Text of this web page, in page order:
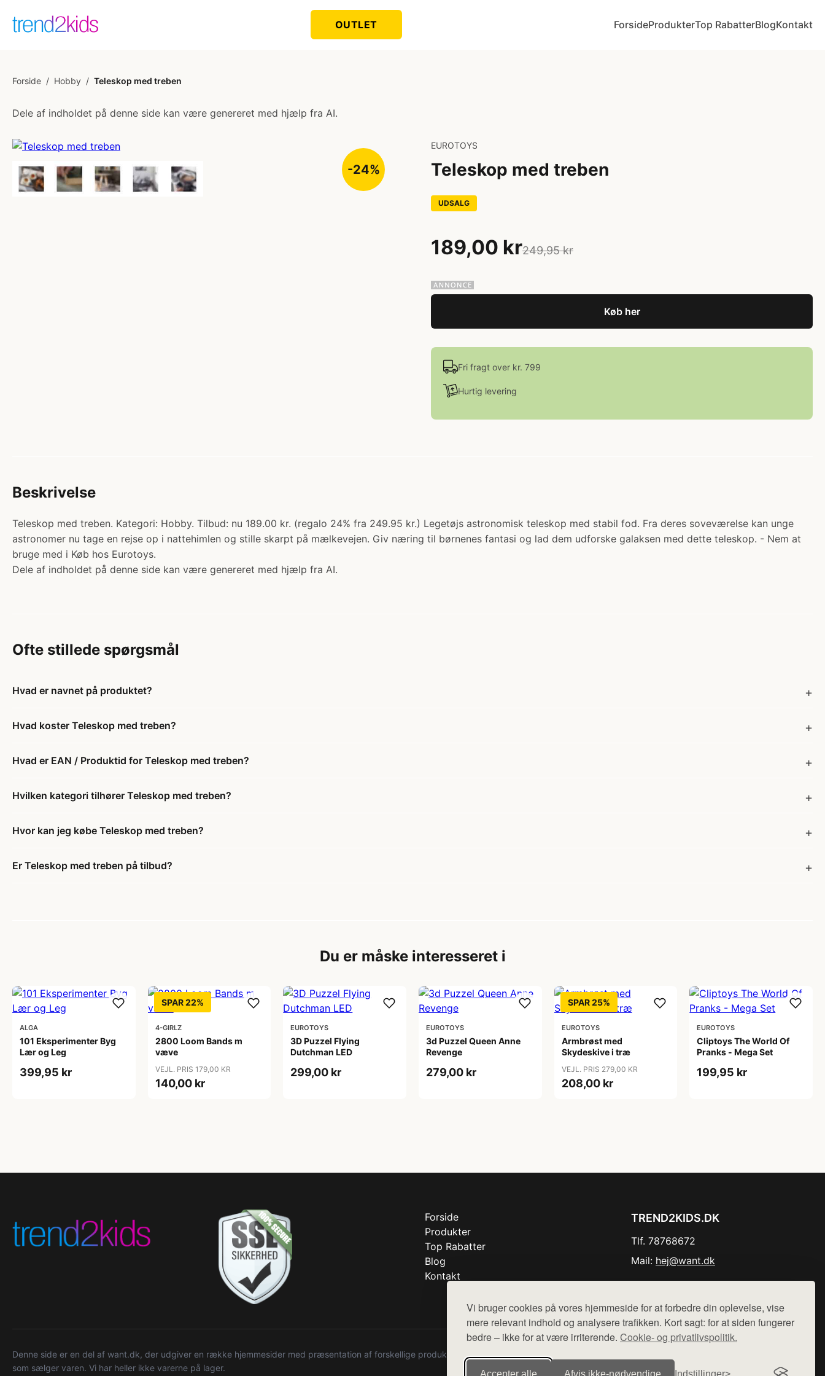
Vi bruger cookies på vores hjemmeside for at forbedre din oplevelse, vise
mere relevant indhold og analysere trafikken. Kort sagt: for at siden fungerer
bedre – ikke for at være irriterende. Cookie- og privatlivspolitik.
Accepter alle Afvis ikke‑nødvendige Indstillinger
OUTLET ForsideProdukterTop RabatterBlogKontakt
Forside / Hobby / Teleskop med treben
Dele af indholdet på denne side kan være genereret med hjælp fra AI.
-24%
EUROTOYS
Teleskop med treben
UDSALG
189,00 kr249,95 kr
Køb her
Fri fragt over kr. 799
Hurtig levering
Beskrivelse
Teleskop med treben. Kategori: Hobby. Tilbud: nu 189.00 kr. (regalo 24% fra 249.95 kr.) Legetøjs astronomisk teleskop med stabil fod. Fra deres soveværelse kan unge
astronomer nu tage en rejse op i nattehimlen og stille skarpt på mælkevejen. Giv næring til børnenes fantasi og lad dem udforske galaksen med dette teleskop. - Nem at
bruge med i Køb hos Eurotoys.
Dele af indholdet på denne side kan være genereret med hjælp fra AI.
Ofte stillede spørgsmål
Hvad er navnet på produktet?
Hvad koster Teleskop med treben?
Hvad er EAN / Produktid for Teleskop med treben?
Hvilken kategori tilhører Teleskop med treben?
Hvor kan jeg købe Teleskop med treben?
Er Teleskop med treben på tilbud?
Du er måske interesseret i
ALGA
101 Eksperimenter Byg
Lær og Leg
399,95 kr
SPAR 22%
4-GIRLZ
2800 Loom Bands m
væve
VEJL. PRIS 179,00 KR
140,00 kr
EUROTOYS
3D Puzzel Flying
Dutchman LED
299,00 kr
EUROTOYS
3d Puzzel Queen Anne
Revenge
279,00 kr
SPAR 25%
EUROTOYS
Armbrøst med
Skydeskive i træ
VEJL. PRIS 279,00 KR
208,00 kr
EUROTOYS
Cliptoys The World Of
Pranks - Mega Set
199,95 kr
Forside
Produkter
Top Rabatter
Blog
Kontakt
TREND2KIDS.DK
Tlf. 78768672
Mail: hej@want.dk
Denne side er en del af want.dk, der udgiver en række hjemmesider med præsentation af forskellige produkter fra diverse webshops. Der sælges ikke varer fra denne side - vi henviser til de shops,
som sælger varen. Vi har heller ikke varerne på lager.